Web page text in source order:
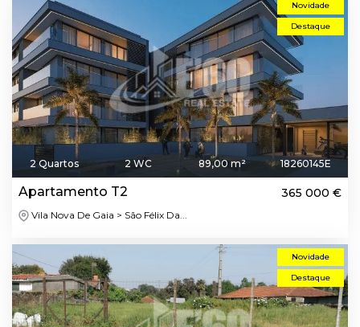
Novidade
Destaque
2 Quartos 2 WC 89,00 m² 18260145E
Apartamento T2 365 000 €
Vila Nova De Gaia > São Félix Da...
Novidade
Destaque